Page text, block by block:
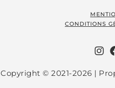
CONDITIONS
Copyright © 2021-2026 |